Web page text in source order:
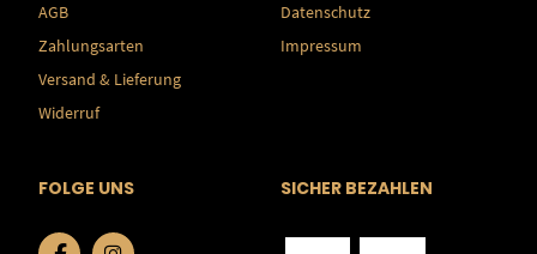
AGB
Zahlungsarten
Versand & Lieferung
Widerruf
Datenschutz
Impressum
FOLGE UNS SICHER BEZAHLEN